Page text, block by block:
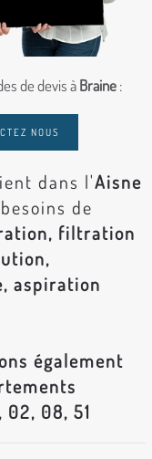
de devis àBraine:
NOUS
dans l'Aisne
de
filtration
aspiration
également
08, 51